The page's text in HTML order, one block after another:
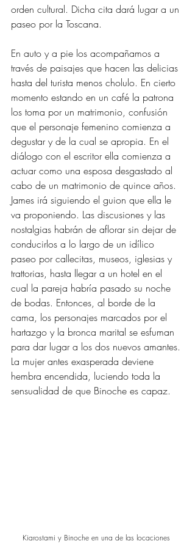
orden cultural. Dicha cita dará lugar a un
paseo por la Toscana.
En auto y a pie los acompañamos a
través de paisajes que hacen las delicias
hasta del turista menos cholulo. En cierto
momento estando en un café la patrona
los toma por un matrimonio, confusión
que el personaje femenino comienza a
degustar y de la cual se apropia. En el
diálogo con el escritor ella comienza a
actuar como una esposa desgastado al
cabo de un matrimonio de quince años.
James irá siguiendo el guion que ella le
va proponiendo. Las discusiones y las
nostalgias habrán de aflorar sin dejar de
conducirlos a lo largo de un idílico
paseo por callecitas, museos, iglesias y
trattorias, hasta llegar a un hotel en el
cual la pareja habría pasado su noche
de bodas. Entonces, al borde de la
cama, los personajes marcados por el
hartazgo y la bronca marital se esfuman
para dar lugar a los dos nuevos amantes.
La mujer antes exasperada deviene
hembra encendida, luciendo toda la
sensualidad de que Binoche es capaz.
Kiarostami y Binoche en una de las locaciones